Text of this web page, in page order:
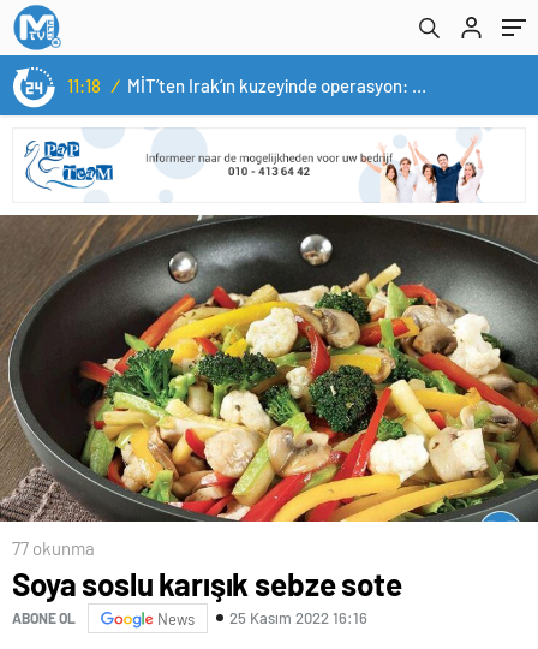
11:18 / MİT’ten Irak’ın kuzeyinde operasyon: Ramazan Güneş Türkiye’ye getirildi
77 okunma
Soya soslu karışık sebze sote
ABONE OL News 25 Kasım 2022 16:16